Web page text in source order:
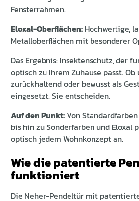
Fensterrahmen.
Eloxal-Oberflächen: Hochwertige,
Metalloberflächen mit besonderer
Das Ergebnis: Insektenschutz, der
optisch zu Ihrem Zuhause passt.
zurückhaltend oder bewusst als
eingesetzt. Sie entscheiden.
Auf den Punkt: Von
bis hin zu Sonderfarben und Eloxal
optisch jedem Wohnkonzept an.
Wie die patentierte
funktioniert
Die Neher-Pendeltür mit